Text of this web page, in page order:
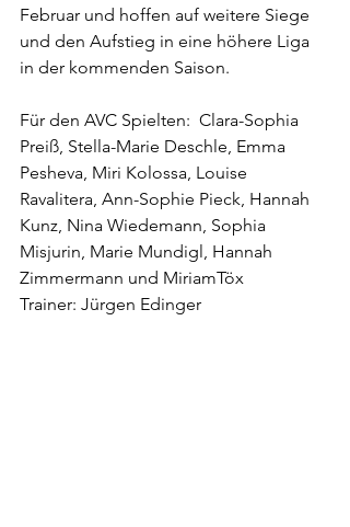
Februar und hoffen auf weitere Siege
und den Aufstieg in eine höhere Liga
in der kommenden Saison.
Für den AVC Spielten:  Clara-Sophia
Preiß, Stella-Marie Deschle, Emma
Pesheva, Miri Kolossa, Louise
Ravalitera, Ann-Sophie Pieck, Hannah
Kunz, Nina Wiedemann, Sophia
Misjurin, Marie Mundigl, Hannah
Zimmermann und MiriamTöx
Trainer: Jürgen Edinger